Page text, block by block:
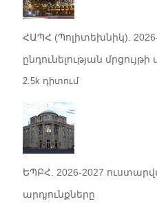
ՀԱՊՀ (Պոլիտեխնիկ).
ընդունելության մրցույթի
2.5k դիտում
ԵՊԲՀ. 2026-2027
արդյունքները